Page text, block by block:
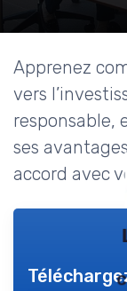
Apprenez
vers
responsable,
ses
accord avec